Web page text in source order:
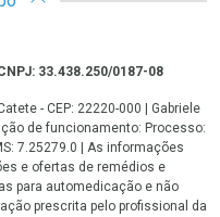
33.438.250/0187-08
- CEP: 22220-000 | Gabriele
de funcionamento: Processo:
7.25279.0 | As informações
e ofertas de remédios e
para automedicação e não
prescrita pelo profissional da